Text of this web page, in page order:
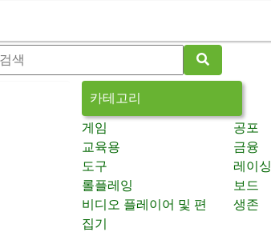
카테고리
게임
공포
교육용
금융
도구
레이싱
롤플레잉
보드
비디오 플레이어 및 편
집기
생존